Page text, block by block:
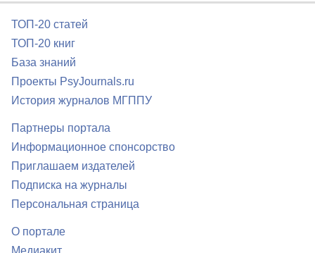
ТОП-20 статей
ТОП-20 книг
База знаний
Проекты PsyJournals.ru
История журналов МГППУ
Партнеры портала
Информационное спонсорство
Приглашаем издателей
Подписка на журналы
Персональная страница
О портале
Медиакит